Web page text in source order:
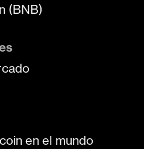
(BNB)
en el mundo